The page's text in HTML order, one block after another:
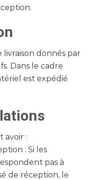
livraison donnés par
Dans le cadre
est expédié
avoir :
: Si les
pas à
de réception, le